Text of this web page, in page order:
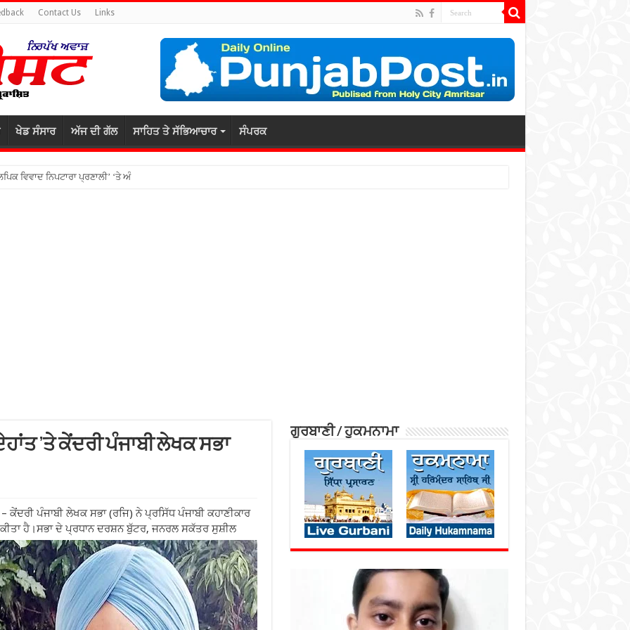
Contact Us Links
ਖੇਡ ਸੰਸਾਰ ਅੱਜ ਦੀ ਗੱਲ ਸਾਹਿਤ ਤੇ ਸੱਭਿਆਚਾਰ ਸੰਪਰਕ
ਵਿਵਾਦ ਨਿਪਟਾਰਾ ਪ੍ਰਣਾਲੀ’ ‘ਤੇ ਅੰਤਰਰਾਸ਼ਟਰੀ ਸੈਮੀਨਾਰ
’ਤੇ ਕੇਂਦਰੀ ਪੰਜਾਬੀ ਲੇਖਕ ਸਭਾ
ਪੰਜਾਬੀ ਲੇਖਕ ਸਭਾ (ਰਜਿ) ਨੇ ਪ੍ਰਸਿੱਧ ਪੰਜਾਬੀ ਕਹਾਣੀਕਾਰ
ਹੈ।ਸਭਾ ਦੇ ਪ੍ਰਧਾਨ ਦਰਸ਼ਨ ਬੁੱਟਰ, ਜਨਰਲ ਸਕੱਤਰ ਸੁਸ਼ੀਲ
ਗੁਰਬਾਣੀ / ਹੁਕਮਨਾਮਾ